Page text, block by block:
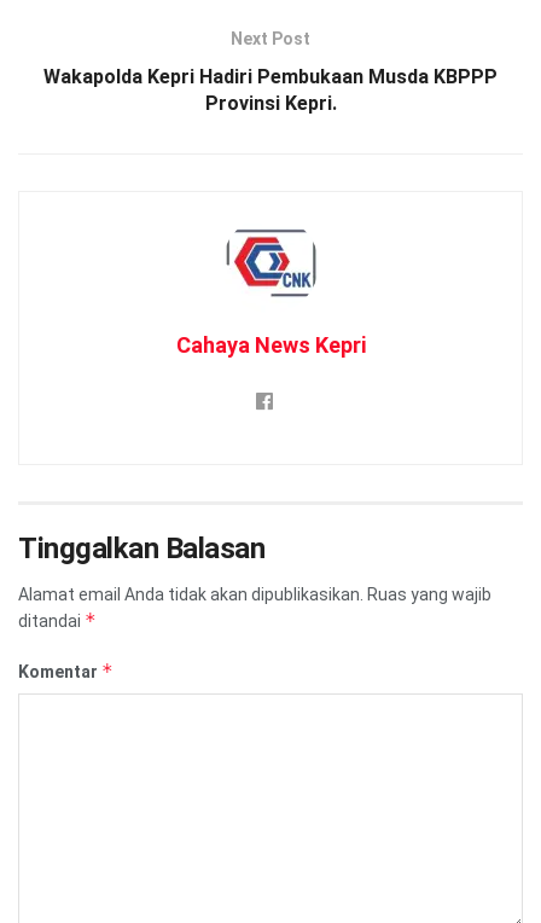
Next Post
Wakapolda Kepri Hadiri Pembukaan Musda KBPPP
Provinsi Kepri.
Cahaya News Kepri
Tinggalkan Balasan
Alamat email Anda tidak akan dipublikasikan. Ruas yang wajib
ditandai *
Komentar *